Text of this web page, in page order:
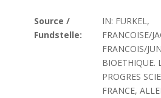
Source /
Fundstelle:
IN: FURKEL,
FRANCOISE/
FRANCOIS/
BIOETHIQUE.
PROGRES
FRANCE,